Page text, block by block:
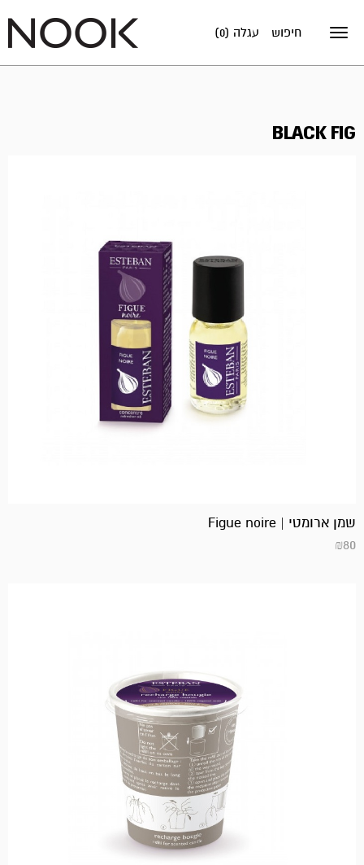
Toggle
עגלה (0) חיפוש
BLACK FIG
שמן ארומטי | Figue noire
₪80